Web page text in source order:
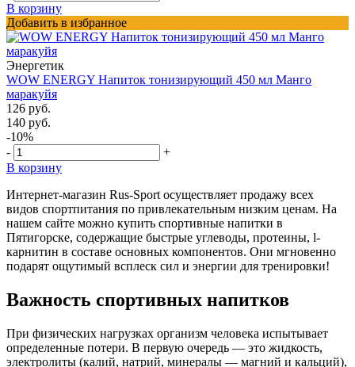
В корзину
Добавить в избранное
Энергетик
WOW ENERGY Напиток тонизирующий 450 мл Манго
маракуйя
126 руб.
140 руб.
-10%
-
+
В корзину
Интернет-магазин Rus-Sport осуществляет продажу всех
видов спортпитания по привлекательным низким ценам. На
нашем сайте можно купить спортивные напитки в
Пятигорске, содержащие быстрые углеводы, протеины, l-
карнитин в составе основных компонентов. Они мгновенно
подарят ощутимый всплеск сил и энергии для тренировки!
Важность спортивных напитков
При физических нагрузках организм человека испытывает
определенные потери. В первую очередь — это жидкость,
электролиты (калий, натрий, минералы — магний и кальций),